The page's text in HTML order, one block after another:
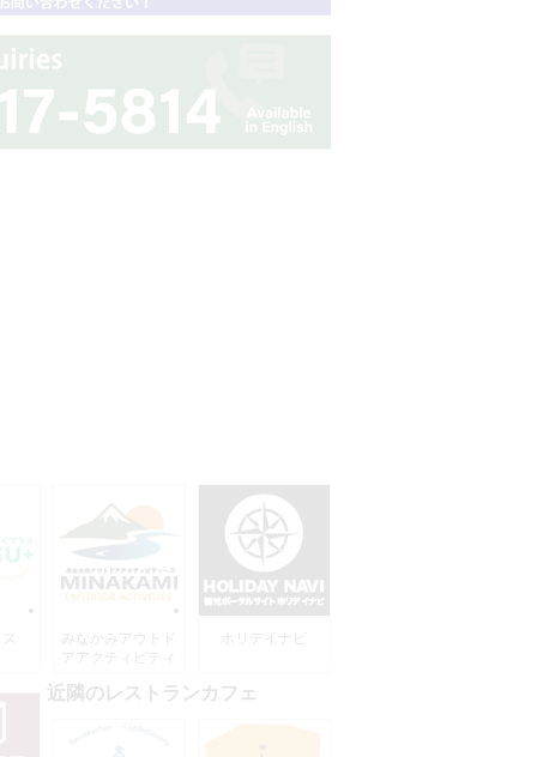
みなかみアウトド
アアクティビティ
ホリデイナビ
近隣のレストランカフェ